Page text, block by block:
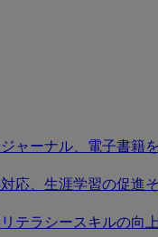
ャーナル、電子書籍
応、生涯学習の促進
テラシースキルの向